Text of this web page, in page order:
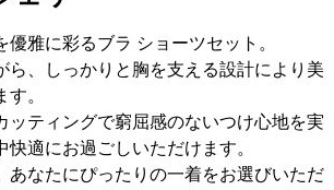
雅に彩るブラ ショーツセット。
ら、しっかりと胸を支える設計により美
。
ッティングで窮屈感のないつけ心地を実
適にお過ごしいただけます。
あなたにぴったりの一着をお選びいただ